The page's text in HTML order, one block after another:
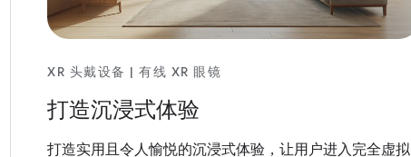
XR 头戴设备 | 有线 XR 眼镜
打造沉浸式体验
打造实用且令人愉悦的沉浸式体验，让用户进入完全虚拟